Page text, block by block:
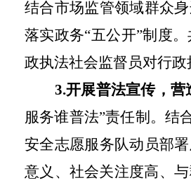
结合市场监管领域群众
落实政务“五公开”制度
政执法社会监督员对行
3.开展普法宣传，
服务谁普法”责任制。结
安全志愿服务队动员部
意义、社会关注度高、